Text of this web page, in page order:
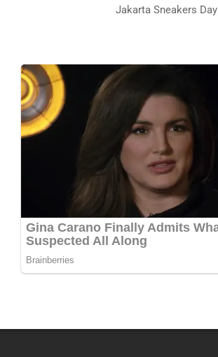
Jakarta Sneakers Day